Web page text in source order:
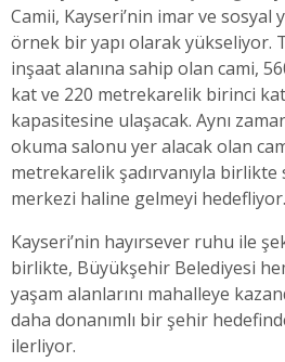
Camii, Kayseri’nin imar ve sosyal
örnek bir yapı olarak yükseliyor.
inşaat alanına sahip olan cami,
kat ve 220 metrekarelik birinci
kapasitesine ulaşacak. Aynı
okuma salonu yer alacak olan
metrekarelik şadırvanıyla birlikte
merkezi haline gelmeyi hedefliyor.
Kayseri’nin hayırsever ruhu ile
birlikte, Büyükşehir Belediyesi
yaşam alanlarını mahalleye
daha donanımlı bir şehir
ilerliyor.